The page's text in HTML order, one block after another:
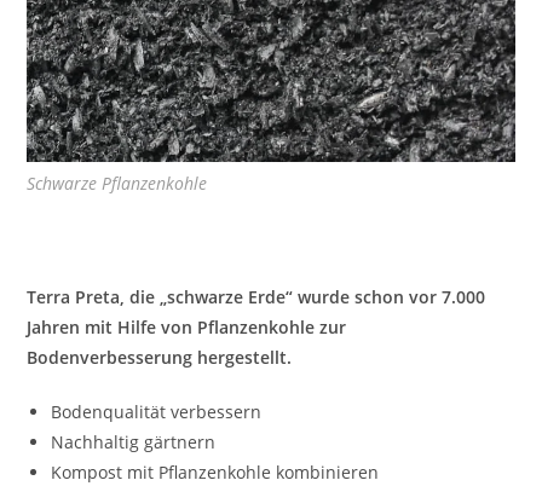
Schwarze Pflanzenkohle
Terra Preta, die „schwarze Erde“ wurde schon vor 7.000
Jahren mit Hilfe von Pflanzenkohle zur
Bodenverbesserung hergestellt.
Bodenqualität verbessern
Nachhaltig gärtnern
Kompost mit Pflanzenkohle kombinieren